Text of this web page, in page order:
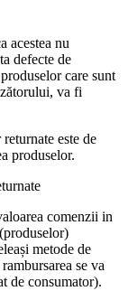
acestea nu
defecte de
care sunt
va fi
este de
produselor.
comenzii in
metode de
se va
de consumator).